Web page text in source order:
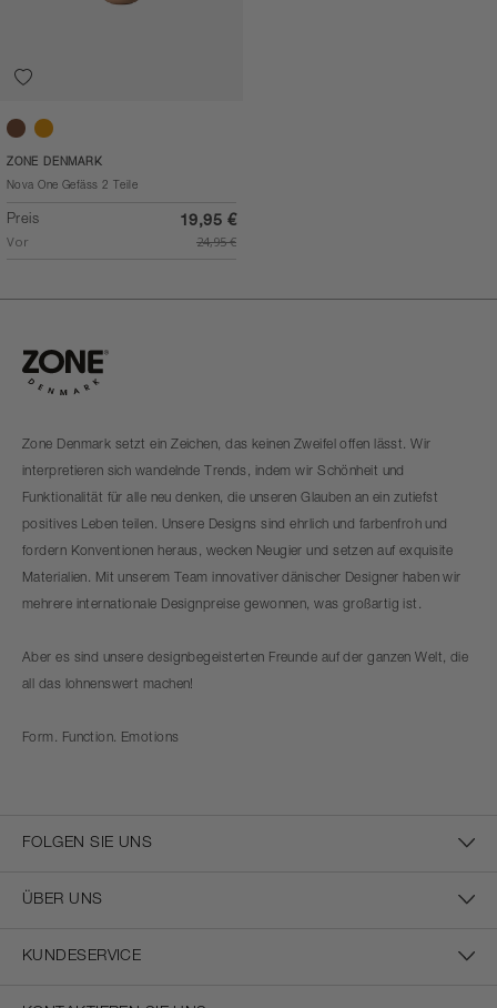
TaupeMandarine
ZONE DENMARK
Nova One Gefäss 2 Teile
Preis 19,95 €
Vor 24,95 €
Zone Denmark setzt ein Zeichen, das keinen Zweifel offen lässt. Wir
interpretieren sich wandelnde Trends, indem wir Schönheit und
Funktionalität für alle neu denken, die unseren Glauben an ein zutiefst
positives Leben teilen. Unsere Designs sind ehrlich und farbenfroh und
fordern Konventionen heraus, wecken Neugier und setzen auf exquisite
Materialien. Mit unserem Team innovativer dänischer Designer haben wir
mehrere internationale Designpreise gewonnen, was großartig ist.
Aber es sind unsere designbegeisterten Freunde auf der ganzen Welt, die
all das lohnenswert machen!
Form. Function. Emotions
FOLGEN SIE UNS
ÜBER UNS
KUNDESERVICE